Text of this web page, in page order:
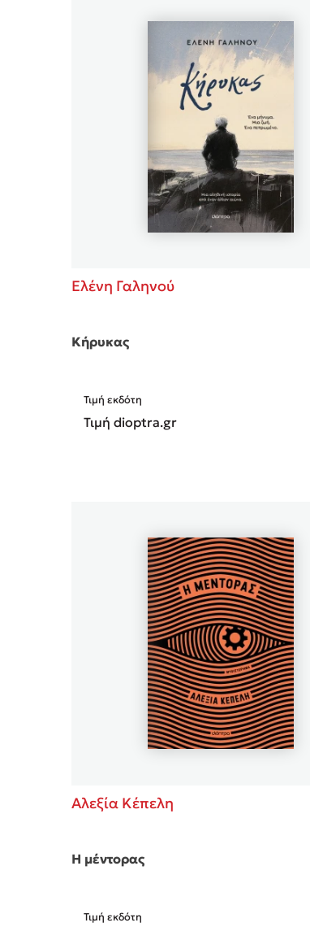
Ελένη Γαληνού
Κήρυκας
Τιμή εκδότη
Τιμή dioptra.gr
Αλεξία Κέπελη
Η μέντορας
Τιμή εκδότη